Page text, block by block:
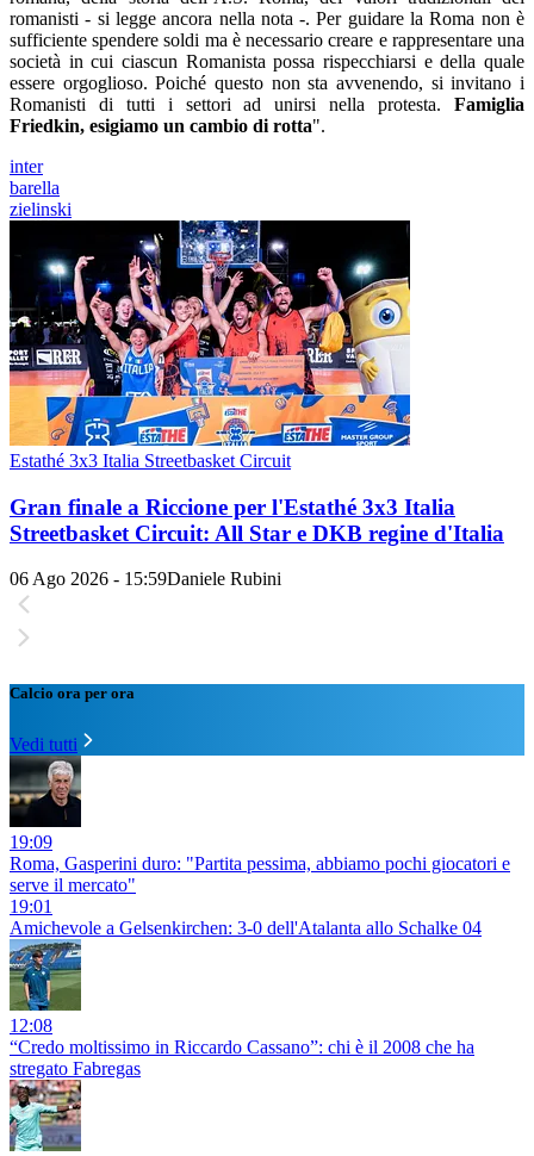
romanisti - si legge ancora nella nota -. Per guidare la Roma non è
sufficiente spendere soldi ma è necessario creare e rappresentare una
società in cui ciascun Romanista possa rispecchiarsi e della quale
essere orgoglioso. Poiché questo non sta avvenendo, si invitano i
Romanisti di tutti i settori ad unirsi nella protesta. Famiglia
Friedkin, esigiamo un cambio di rotta".
inter
barella
zielinski
Estathé 3x3 Italia Streetbasket Circuit
Gran finale a Riccione per l'Estathé 3x3 Italia
Streetbasket Circuit: All Star e DKB regine d'Italia
06 Ago 2026 - 15:59Daniele Rubini
Calcio ora per ora
Vedi tutti
19:09
Roma, Gasperini duro: "Partita pessima, abbiamo pochi giocatori e
serve il mercato"
19:01
Amichevole a Gelsenkirchen: 3-0 dell'Atalanta allo Schalke 04
12:08
“Credo moltissimo in Riccardo Cassano”: chi è il 2008 che ha
stregato Fabregas